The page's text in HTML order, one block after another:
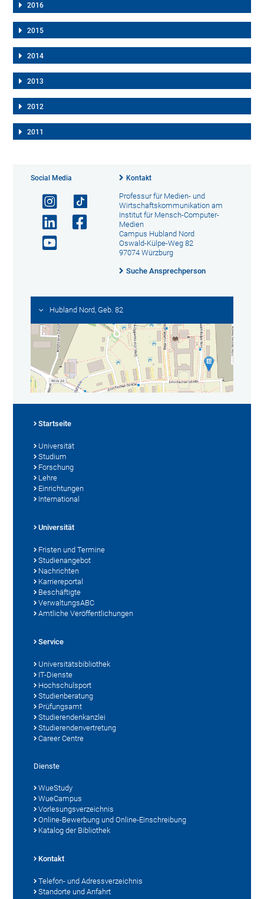
2016
2015
2014
2013
2012
2011
Social Media Kontakt
Professur für Medien- und
Wirtschaftskommunikation am
Institut für Mensch-Computer-
Medien
Campus Hubland Nord
Oswald-Külpe-Weg 82
97074 Würzburg
Suche Ansprechperson
Hubland Nord, Geb. 82
Startseite
Universität
Studium
Forschung
Lehre
Einrichtungen
International
Universität
Fristen und Termine
Studienangebot
Nachrichten
Karriereportal
Beschäftigte
VerwaltungsABC
Amtliche Veröffentlichungen
Service
Universitätsbibliothek
IT-Dienste
Hochschulsport
Studienberatung
Prüfungsamt
Studierendenkanzlei
Studierendenvertretung
Career Centre
Dienste
WueStudy
WueCampus
Vorlesungsverzeichnis
Online-Bewerbung und Online-Einschreibung
Katalog der Bibliothek
Kontakt
Telefon- und Adressverzeichnis
Standorte und Anfahrt